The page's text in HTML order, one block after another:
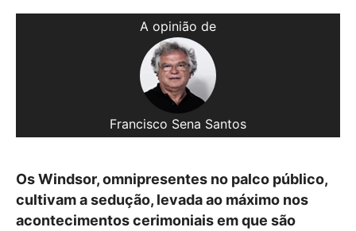
A opinião de
Francisco Sena Santos
Os Windsor, omnipresentes no palco público,
cultivam a sedução, levada ao máximo nos
acontecimentos cerimoniais em que são